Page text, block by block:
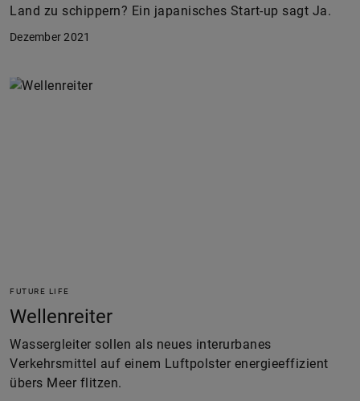
Land zu schippern? Ein japanisches Start-up sagt Ja.
Dezember 2021
FUTURE LIFE
Wellenreiter
Wassergleiter sollen als neues interurbanes
Verkehrsmittel auf einem Luftpolster energieeffizient
übers Meer flitzen.